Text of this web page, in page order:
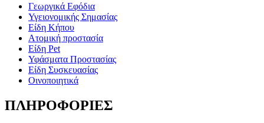
Γεωργικά Εφόδια
Υγειονομικής Σημασίας
Είδη Κήπου
Ατομική προστασία
Είδη Pet
Υφάσματα Προστασίας
Είδη Συσκευασίας
Οινοποιητικά
ΠΛΗΡΟΦΟΡΙΕΣ